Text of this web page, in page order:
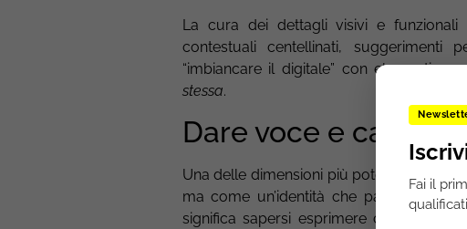
La cura dei dettagli visivi e funzionali
contestuali centellinati, suggerimenti
“imbiancare il digitale” con elementi
stessa.
Dare voce e
Una delle dimensioni più potenti del
ma come un’identità che parla,
significa sapersi esprimere con
Fai il